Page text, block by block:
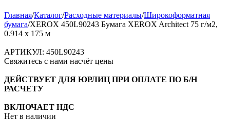
Главная/Каталог/Расходные материалы/Широкоформатная
бумага/XEROX 450L90243 Бумага XEROX Architect 75 г/м2,
0.914 x 175 м
АРТИКУЛ: 450L90243
Свяжитесь с нами насчёт цены
ДЕЙСТВУЕТ ДЛЯ ЮРЛИЦ ПРИ ОПЛАТЕ ПО Б/Н
РАСЧЕТУ
ВКЛЮЧАЕТ НДС
Нет в наличии